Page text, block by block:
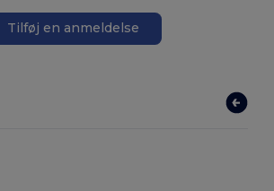
Tilføj en anmeldelse